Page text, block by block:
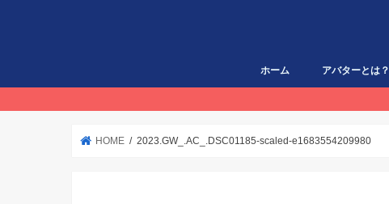
ホーム アバターとは？
HOME 2023.GW_.AC_.DSC01185-scaled-e1683554209980